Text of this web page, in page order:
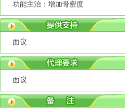
功能主治：增加骨密度
面议
面议